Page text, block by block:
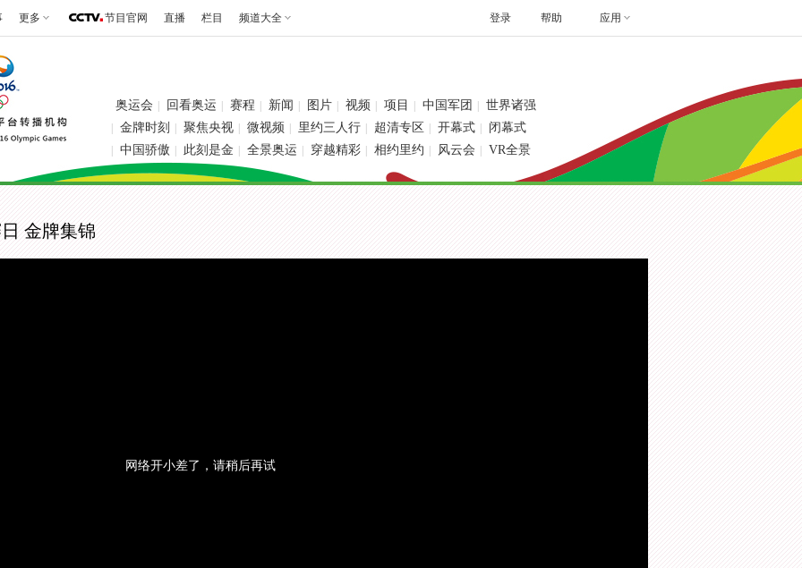
更多 节目官网 直播 栏目 频道大全 帮助 应用
登录
奥运会 回看奥运 赛程 新闻 图片 视频 项目 中国军团 世界诸强
金牌时刻 聚焦央视 微视频 里约三人行 超清专区 开幕式 闭幕式
中国骄傲 此刻是金 全景奥运 穿越精彩 相约里约 风云会 VR全景
金牌集锦
网络开小差了，请稍后再试